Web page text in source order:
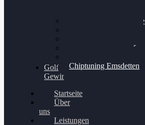
Bilgenroth Performance
Chiptuning Schüttorf
Chiptuning Emsdetten
Golf
Gewinnspiel
Startseite
Über
uns
Leistungen